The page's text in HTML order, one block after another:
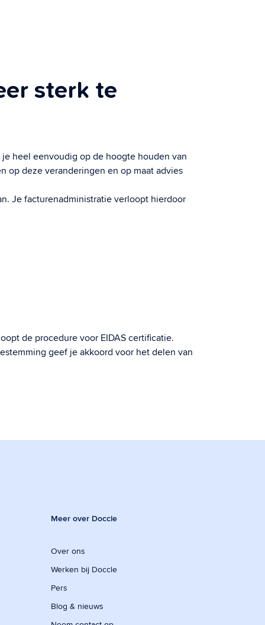
sterk te
heel eenvoudig op de hoogte houden van
op deze veranderingen en op maat advies
Je facturenadministratie verloopt hierdoor
de procedure voor EIDAS certificatie.
geef je akkoord voor het delen van
Meer over Doccle
Over ons
Werken bij Doccle
Pers
Blog & nieuws